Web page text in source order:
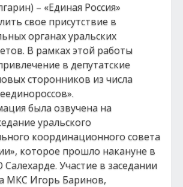
– «Единая Россия»
свое присутствие в
органах уральских
В рамках этой работы
в депутатские
сторонников из числа
была озвучена на
уральского
координационного совета
которое прошло накануне в
Участие в заседании
МКС Игорь Баринов,